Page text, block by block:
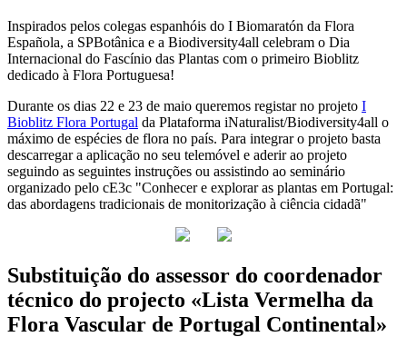
Inspirados pelos colegas espanhóis do I Biomaratón da Flora
Española, a SPBotânica e a Biodiversity4all celebram o Dia
Internacional do Fascínio das Plantas com o primeiro Bioblitz
dedicado à Flora Portuguesa!
Durante os dias 22 e 23 de maio queremos registar no projeto I
Bioblitz Flora Portugal da Plataforma iNaturalist/Biodiversity4all o
máximo de espécies de flora no país. Para integrar o projeto basta
descarregar a aplicação no seu telemóvel e aderir ao projeto
seguindo as seguintes instruções ou assistindo ao seminário
organizado pelo cE3c "Conhecer e explorar as plantas em Portugal:
das abordagens tradicionais de monitorização à ciência cidadã"
Substituição do assessor do coordenador
técnico do projecto «Lista Vermelha da
Flora Vascular de Portugal Continental»